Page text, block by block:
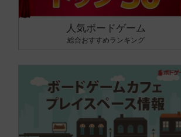
人気ボードゲーム
総合おすすめランキング